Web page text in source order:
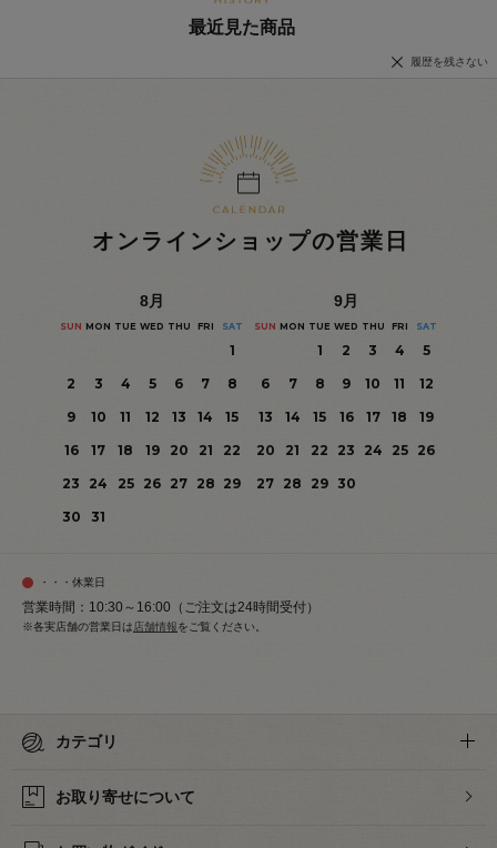
最近見た商品
履歴を残さない
オンラインショップの営業日
8月
SUN MON TUE WED THU FRI SAT
1
2
3 4 5 6 7
8
9
10 11 12 13 14
15
16
17 18 19 20 21
22
23
24 25 26 27 28 29
30
31
9月
SUN MON TUE WED THU FRI SAT
1 2 3 4
5
6
7 8 9 10 11
12
13
14 15 16 17 18
19
20
21 22 23 24 25
26
27 28 29 30
・・・休業日
営業時間：10:30～16:00（ご注文は24時間受付）
※各実店舗の営業日は 店舗情報をご覧ください。
カテゴリ
お取り寄せについて